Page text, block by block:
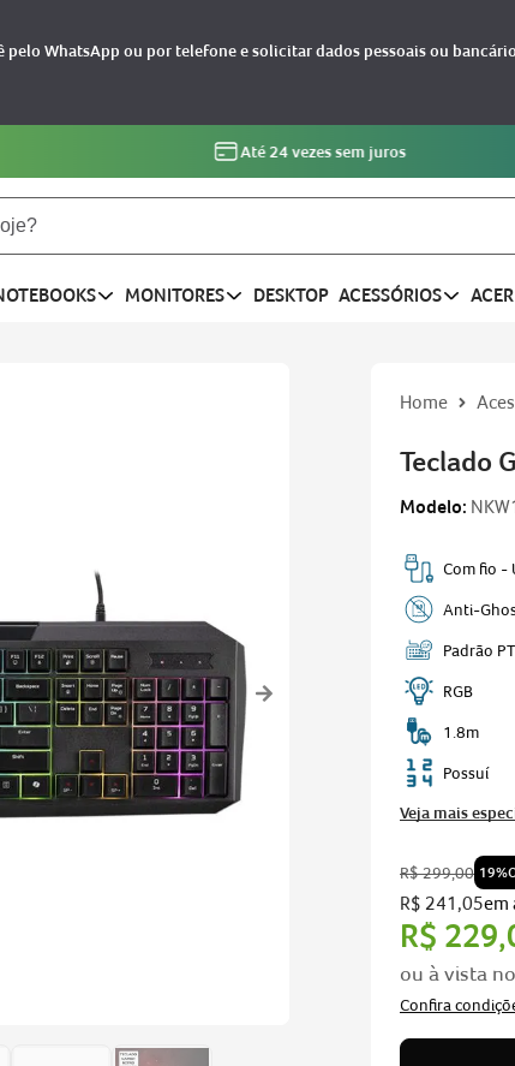
WhatsApp ou por telefone e solicitar dados pessoais ou
Até 24 vezes sem juros
acer nitro v15
go 15
MONITORES DESKTOP ACESSÓRIOS
Teclado
Modelo:
Com fio -
Anti-
Padrão
RGB
1.8m
Possuí
Veja mais
R$299,00 19%
R$ 241 ,05em
R$ 229,
ou à vista